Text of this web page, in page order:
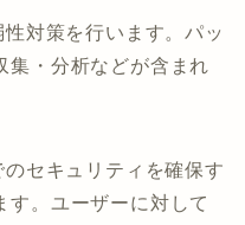
対策を行います。パッ
集・分析などが含まれ
セキュリティを確保す
す。ユーザーに対して